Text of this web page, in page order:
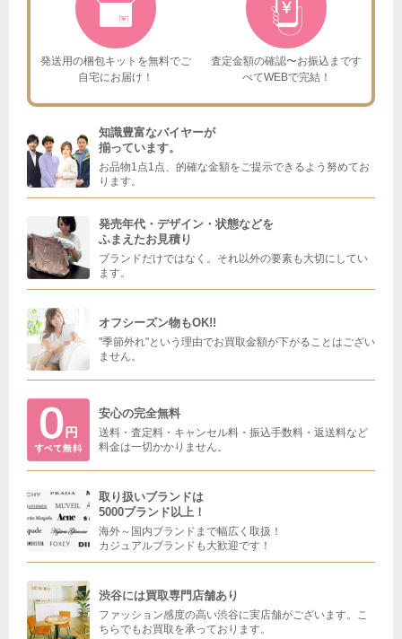
発送用の梱包キットを無料でご
自宅にお届け！
査定金額の確認〜お振込まです
べてWEBで完結！
知識豊富なバイヤーが
揃っています。
お品物1点1点、的確な金額をご提示できるよう努めてお
ります。
発売年代・デザイン・状態などを
ふまえたお見積り
ブランドだけではなく。それ以外の要素も大切にしてい
ます。
オフシーズン物もOK!!
"季節外れ"という理由でお買取金額が下がることはござい
ません。
安心の完全無料
送料・査定料・キャンセル料・振込手数料・返送料など
料金は一切かかりません。
取り扱いブランドは
5000ブランド以上！
海外～国内ブランドまで幅広く取扱！
カジュアルブランドも大歓迎です！
渋谷には買取専門店舗あり
ファッション感度の高い渋谷に実店舗がございます。こ
ちらでもお買取を承っております。